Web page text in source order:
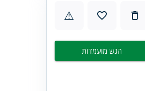
⚠
הגש מועמדות